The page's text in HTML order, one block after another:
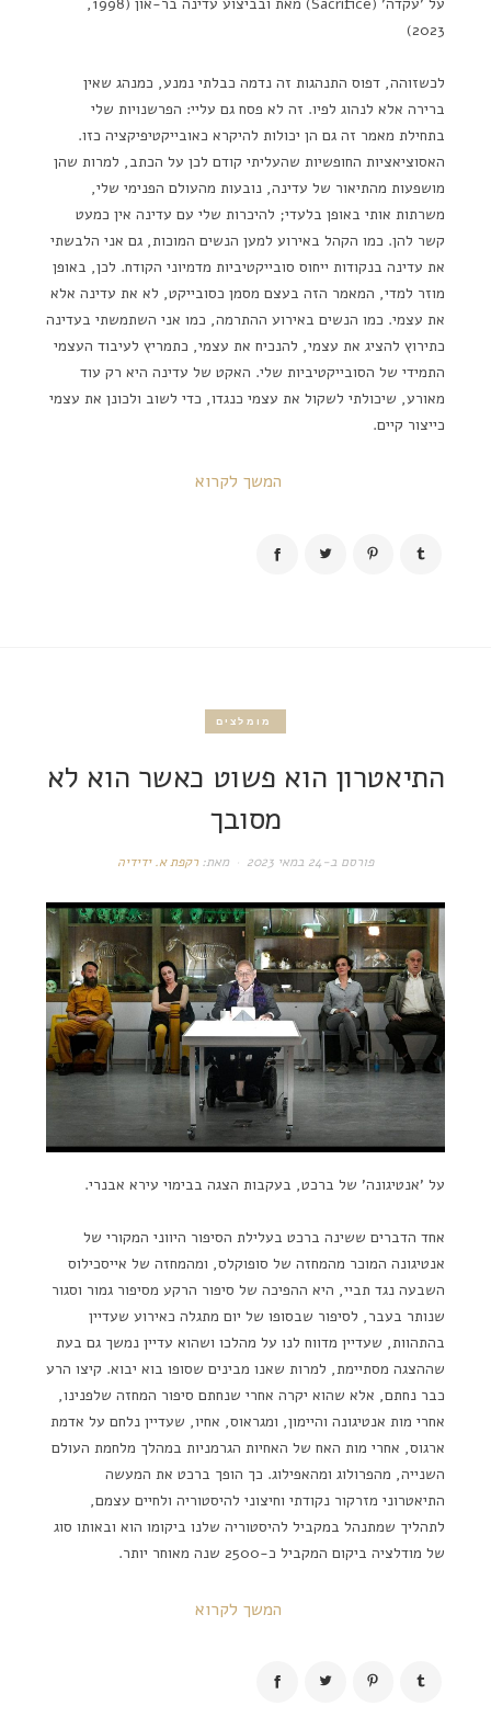
2023)
לכשזוהה, דפוס התנהגות זה נדמה כבלתי נמנע, כמנהג שאין
ברירה אלא לנהוג לפיו. זה לא פסח גם עליי: הפרשנויות שלי
בתחילת מאמר זה גם הן יכולות להיקרא כאובייקטיפיקציה כזו.
האסוציאציות החופשיות שהעליתי קודם לכן על הכתב, למרות שהן
מושפעות מהתיאור של עדינה, נובעות מהעולם הפנימי שלי,
משרתות אותי באופן בלעדי; להיכרות שלי עם עדינה אין כמעט
קשר להן. כמו הקהל באירוע למען הנשים המוכות, גם אני הלבשתי
את עדינה בנקודות ייחוס סובייקטיביות מדמיוני הקודח. לכן, באופן
מוזר למדי, המאמר הזה בעצם מסמן כסובייקט, לא את עדינה אלא
את עצמי. כמו הנשים באירוע ההתרמה, כמו אני השתמשתי בעדינה
כתירוץ להציג את עצמי, להנכיח את עצמי, כתמריץ לעיבוד העצמי
התמידי של הסובייקטיביות שלי. האקט של עדינה היא רק עוד
מאורע, שיכולתי לשקול את עצמי כנגדו, כדי לשוב ולכונן את עצמי
כייצור קיים.
המשך לקרוא
מומלצים
התיאטרון הוא פשוט כאשר הוא לא
מסובך
פורסם ב-24 במאי 2023 מאת:רקפת א. ידידיה
על 'אנטיגונה' של ברכט, בעקבות הצגה בבימוי עירא אבנרי.
אחד הדברים ששינה ברכט בעלילת הסיפור היווני המקורי של
אנטיגונה המוכר מהמחזה של סופוקלס, ומהמחזה של אייסכילוס
השבעה נגד תביי, היא ההפיכה של סיפור הרקע מסיפור גמור וסגור
שנותר בעבר, לסיפור שבסופו של יום מתגלה כאירוע שעדיין
בהתהוות, שעדיין מדווח לנו על מהלכו ושהוא עדיין נמשך גם בעת
שההצגה מסתיימת, למרות שאנו מבינים שסופו בוא יבוא. קיצו הרע
כבר נחתם, אלא שהוא יקרה אחרי שנחתם סיפור המחזה שלפנינו,
אחרי מות אנטיגונה והיימון, ומגראוס, אחיו, שעדיין נלחם על אדמת
ארגוס, אחרי מות האח של האחיות הגרמניות במהלך מלחמת העולם
השנייה, מהפרולוג ומהאפילוג. כך הופך ברכט את המעשה
התיאטרוני מזרקור נקודתי וחיצוני להיסטוריה ולחיים עצמם,
לתהליך שמתנהל במקביל להיסטוריה שלנו ביקומו הוא ובאותו סוג
של מודלציה ביקום המקביל כ-2500 שנה מאוחר יותר.
המשך לקרוא